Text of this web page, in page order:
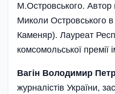
М.Островського. Автор
Миколи Островського в
Каменяр). Лауреат
комсомольської премії
Вагін Володимир
журналістів України,